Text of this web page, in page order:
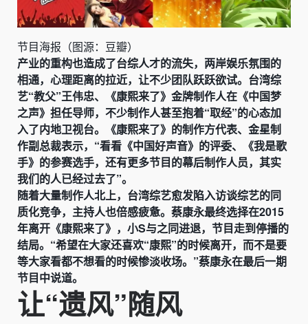
节目海报（图源：豆瓣）
产业的重构也造成了台综人才的流失，两岸娱乐氛围的
相通，心理距离的拉近，让不少团队跃跃欲试。台湾综
艺“教父”王伟忠、《康熙来了》金牌制作人在《中国梦
之声》担任导师，不少制作人甚至抱着“取经”的心态加
入了内地卫视台。《康熙来了》的制作方代表、金星制
作副总裁表示，“看看《中国好声音》的评委、《我是歌
手》的参赛选手，还有更多节目的幕后制作人员，其实
我们的人已经过去了”。
随着大量制作人北上，台湾综艺愈发陷入访谈综艺的同
质化竞争，主持人也倍感疲惫。蔡康永最终选择在2015
年离开《康熙来了》，小S与之同进退，节目走到停播的
结局。“希望在大家还喜欢“康熙”的时候离开，而不是要
等大家看都不想看的时候惨淡收场。”蔡康永在最后一期
节目中说道。
让“遗风”随风